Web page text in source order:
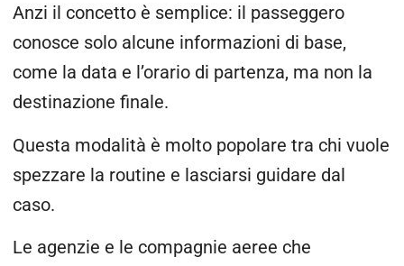
Anzi il concetto è semplice: il passeggero
conosce solo alcune informazioni di base,
come la data e l’orario di partenza, ma non la
destinazione finale.
Questa modalità è molto popolare tra chi vuole
spezzare la routine e lasciarsi guidare dal
caso.
Le agenzie e le compagnie aeree che